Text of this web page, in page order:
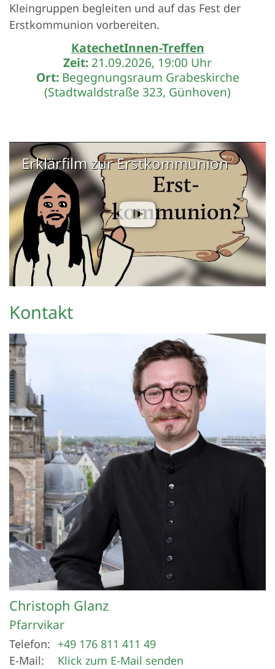
Kleingruppen begleiten und auf das Fest der
Erstkommunion vorbereiten.
KatechetInnen-Treffen
Zeit: 21.09.2026, 19:00 Uhr
Ort:Begegnungsraum Grabeskirche
(Stadtwaldstraße 323, Günhoven)
Erklärfilm zur Erstkommunion
Kontakt
Christoph Glanz
Pfarrvikar
Telefon: +49 176 811 411 49
E-Mail:
Klick zum E-Mail senden